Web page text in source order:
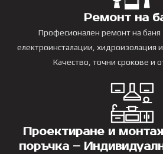
Ремонт на
Професионален ремонт на баня
електроинсталации, хидроизолация
Качество, точни срокове и
Проектиране и
поръчка –